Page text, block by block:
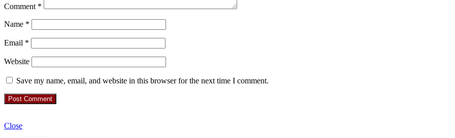
Comment *
Name *
Email *
Website
Save my name, email, and website in this browser for the next time I comment.
Close